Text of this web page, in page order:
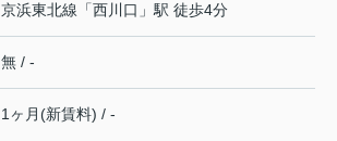
京浜東北線 「西川口 」駅 徒歩4分
無 / -
1ヶ月(新賃料) / -